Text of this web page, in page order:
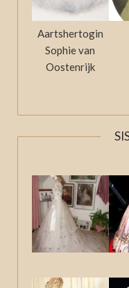
Aartshertogin
Sophie van
Oostenrijk